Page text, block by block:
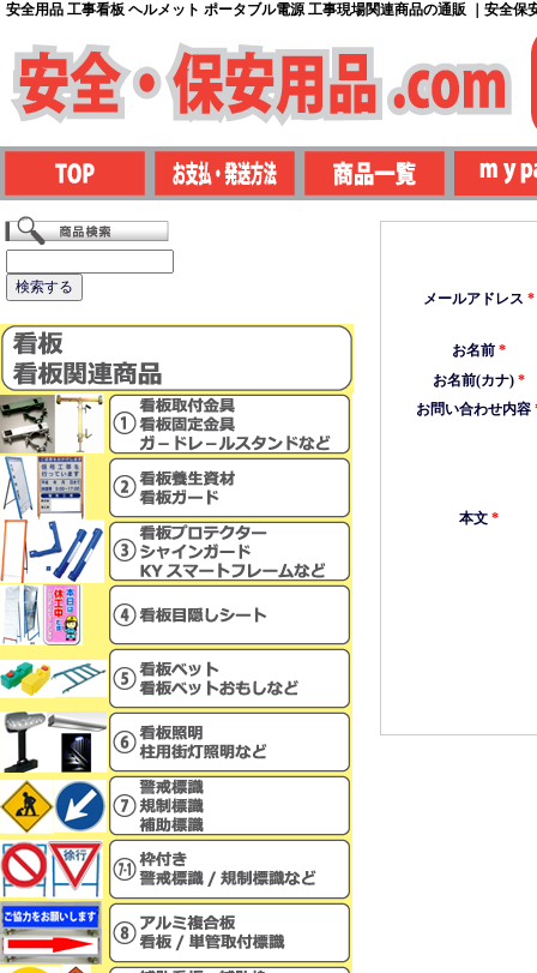
安全用品 工事看板 ヘルメット ポータブル電源 工事現場関連商品の通販 ｜安全保
メールアドレス *
お名前*
お名前(カナ)*
お問い合わせ内容
本文*